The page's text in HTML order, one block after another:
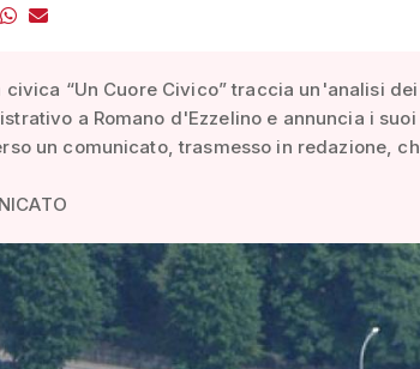
civica “Un Cuore Civico” traccia un'analisi
a Romano d'Ezzelino e annuncia i
un comunicato, trasmesso in redazione,